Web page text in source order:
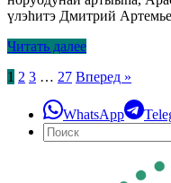
үлэһитэ Дмитрий
Читать далее
Пагинация
записей
1 2 3 … 27 Вперед »
WhatsApp